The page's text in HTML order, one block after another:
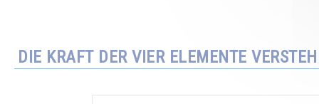
DIE KRAFT DER VIER ELEMENTE